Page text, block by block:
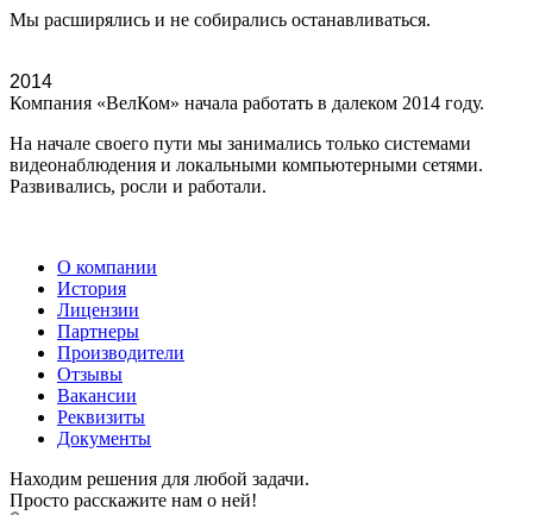
Мы расширялись и не собирались останавливаться.
2014
Компания «ВелКом» начала работать в далеком 2014 году.
На начале своего пути мы занимались только системами
видеонаблюдения и локальными компьютерными сетями.
Развивались, росли и работали.
О компании
История
Лицензии
Партнеры
Производители
Отзывы
Вакансии
Реквизиты
Документы
Находим решения для любой задачи.
Просто расскажите нам о ней!